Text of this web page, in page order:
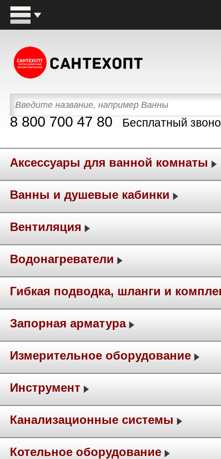
8 800 700 47 80 Бесплатный
Аксессуары для ванной комнаты
Ванны и душевые кабинки
Вентиляция
Водонагреватели
Гибкая подводка, шланги и
Запорная арматура
Измерительное оборудование
Инструмент
Канализационные системы
Котельное оборудование